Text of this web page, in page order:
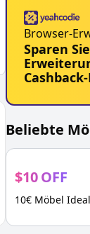
Browser-
Sparen
Beliebte
$10OFF
10€ Möbel